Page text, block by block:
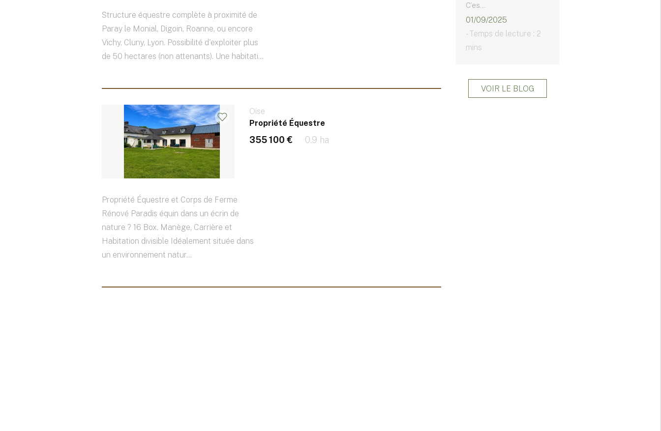
Structure équestre complète à proximité de
Paray le Monial, Digoin, Roanne, ou encore
Vichy, Cluny, Lyon. Possibilité d'exploiter plus
de 50 hectares (non attenants). Une habitati...
Oise
Propriété Équestre
355 100 € 0.9 ha
Propriété Équestre et Corps de Ferme
Rénové Paradis équin dans un écrin de
nature ? 16 Box, Manège, Carrière et
Habitation divisible Idéalement située dans
un environnement natur...
C’es...
01/09/2025
- Temps de lecture : 2
mins
VOIR LE BLOG